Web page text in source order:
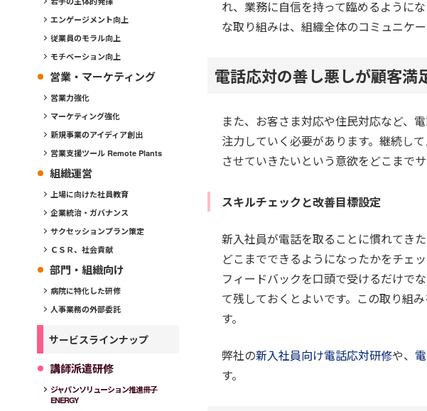
れ、業務に自信を持って臨めるように
な取り組みは、組織全体のコミュニケ
電話応対の善し悪しが顧客満
また、お客さま対応や住民対応など、
注力していく必要があります。継続し
させていきたいという意欲をどこまで
スキルチェックと改善目標設定
新入社員が電話を取ることに慣れてき
どこまでできるようになったかをチェ
フィードバックを口頭で受けるだけで
て残しておくとよいです。この取り組
す。
弊社の新入社員向け電話応対研修や、
す。
エンゲージメント向上
従業員のモラル向上
モチベーション向上
営業・マーケティング
営業力強化
マーケティング強化
新規事業のアイディア創出
営業支援ツール Remote Plants
組織運営
上場に向けた社員教育
企業統治・ガバナンス
サクセッションプラン策定
ＣＳＲ、社会貢献
部門・組織向け
病院に特化した研修
人事業務の外部委託
サービスラインナップ
講師派遣研修
ジャパンソリューション推進冊子
ENERGY